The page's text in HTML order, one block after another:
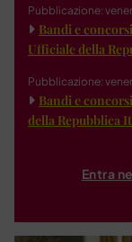
Pubblicazione:
Bandi e
Ufficiale della
Pubblicazione:
Bandi e
della Repubblica
Entra